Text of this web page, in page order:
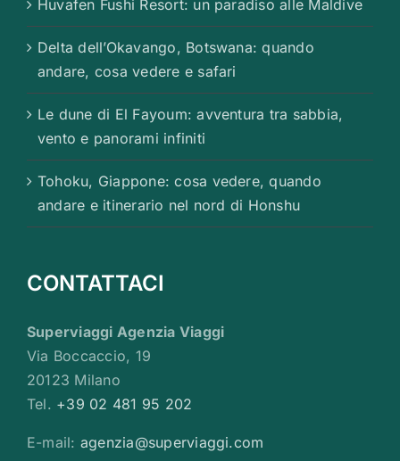
Huvafen Fushi Resort: un paradiso alle Maldive
Delta dell’Okavango, Botswana: quando
andare, cosa vedere e safari
Le dune di El Fayoum: avventura tra sabbia,
vento e panorami infiniti
Tohoku, Giappone: cosa vedere, quando
andare e itinerario nel nord di Honshu
CONTATTACI
Superviaggi Agenzia Viaggi
Via Boccaccio, 19
20123 Milano
Tel. +39 02 481 95 202
E-mail: agenzia@superviaggi.com